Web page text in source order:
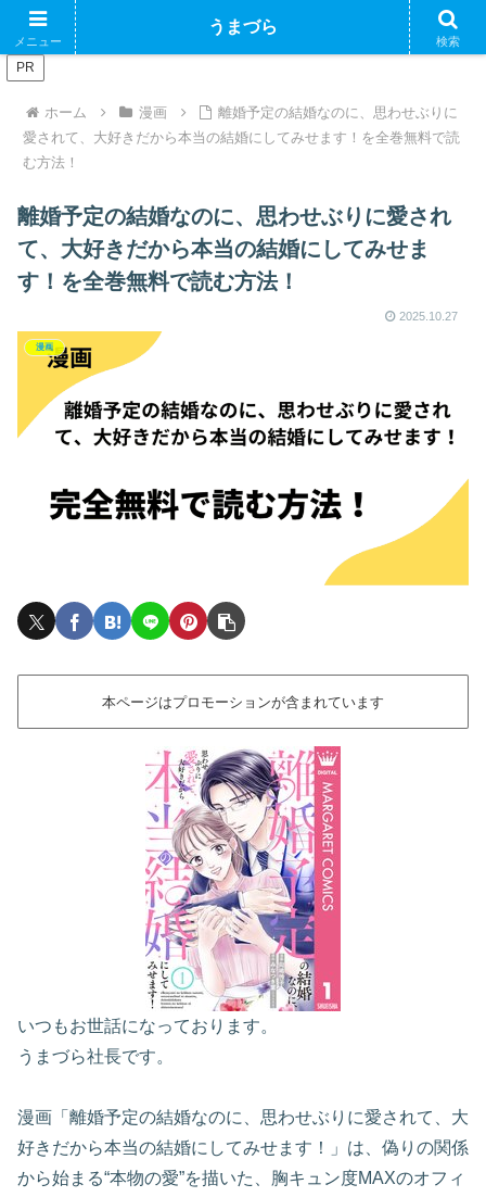
ブログで収益化できるかやってみるブログ
PR
ホーム 漫画
離婚予定の結婚なのに、思わせぶりに
愛されて、大好きだから本当の結婚にしてみせます！を全巻無料で読
む方法！
離婚予定の結婚なのに、思わせぶりに愛され
て、大好きだから本当の結婚にしてみせま
す！を全巻無料で読む方法！
2025.10.27
漫画
本ページはプロモーションが含まれています
いつもお世話になっております。
うまづら社長です。
漫画「離婚予定の結婚なのに、思わせぶりに愛されて、大
好きだから本当の結婚にしてみせます！」は、偽りの関係
から始まる“本物の愛”を描いた、胸キュン度MAXのオフィ
メニュー
うまづら
検索